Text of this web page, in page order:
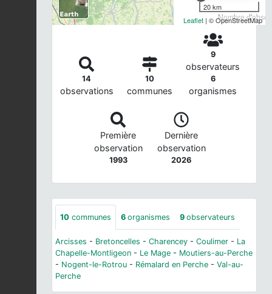
Nombre
20 km
Leaflet | © OpenStreetMap
14
observations
10
communes
9
observateurs
6
organismes
Première
observation
1993
Dernière
observation
2026
10 communes 6 organismes 9 observateurs
Arcisses - Bretoncelles - Charencey - Coulimer - La
Chapelle-Montligeon - Le Mage - Moutiers-au-Perche
- Nogent-le-Rotrou - Rémalard en Perche - Val-au-
Perche